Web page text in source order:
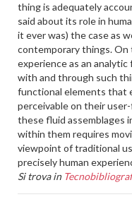
thing is adequately
said about its role in
it ever was) the case as
contemporary things. On
experience as an
with and through such
functional elements that
perceivable on their
these fluid assemblages
within them requires
viewpoint of traditional
precisely human
Si trova in